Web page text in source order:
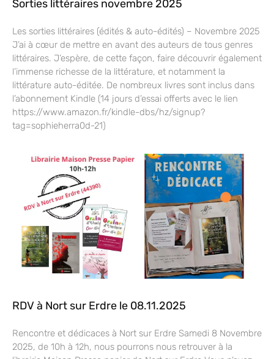
Sorties littéraires novembre 2025
Les sorties littéraires (édités & auto-édités) – Novembre 2025
J’ai à cœur de mettre en avant des auteurs de tous genres
littéraires. J’espère, de cette façon, faire découvrir également
l’immense richesse de la littérature, et notamment la
littérature auto-éditée. De nombreux livres sont inclus dans
l’abonnement Kindle (14 jours d’essai offerts avec le lien
https://www.amazon.fr/kindle-dbs/hz/signup?
tag=sophieherra0d-21)
RDV à Nort sur Erdre le 08.11.2025
Rencontre et dédicaces à Nort sur Erdre Samedi 8 Novembre
2025, de 10h à 12h, nous pourrons nous retrouver à la